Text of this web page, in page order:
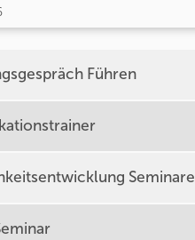
Führen
Seminare